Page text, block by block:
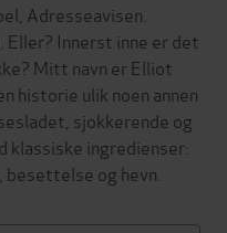
Adresseavisen.
Innerst inne er det
Mitt navn er Elliot
historie ulik noen annen
sjokkerende og
klassiske ingredienser:
og hevn.